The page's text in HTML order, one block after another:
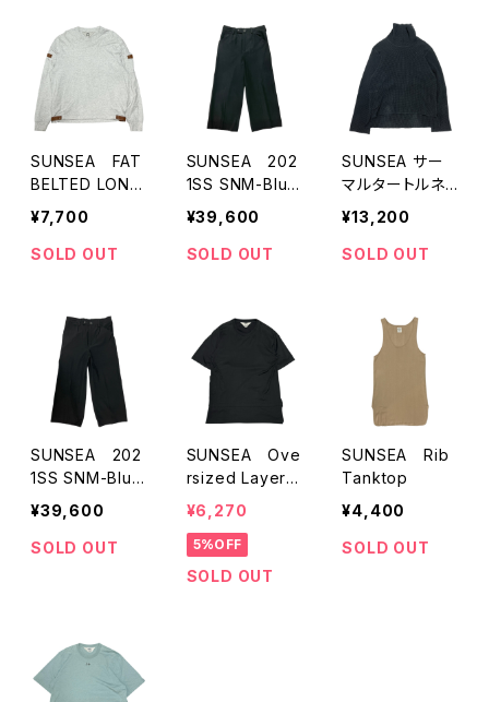
SUNSEA FAT
BELTED LONG
-T
¥7,700
SOLD OUT
SUNSEA 202
1SS SNM-Blue
2 w／耳 Straig
ht Pants」
¥39,600
SOLD OUT
SUNSEA サー
マルタートルネッ
クカットソー
¥13,200
SOLD OUT
SUNSEA 202
1SS SNM-Blue
2 w／耳 Straig
ht Pants
¥39,600
SOLD OUT
SUNSEA Ove
rsized Layerd
T-Shirts
¥6,270
5%OFF
SOLD OUT
SUNSEA Rib
Tanktop
¥4,400
SOLD OUT